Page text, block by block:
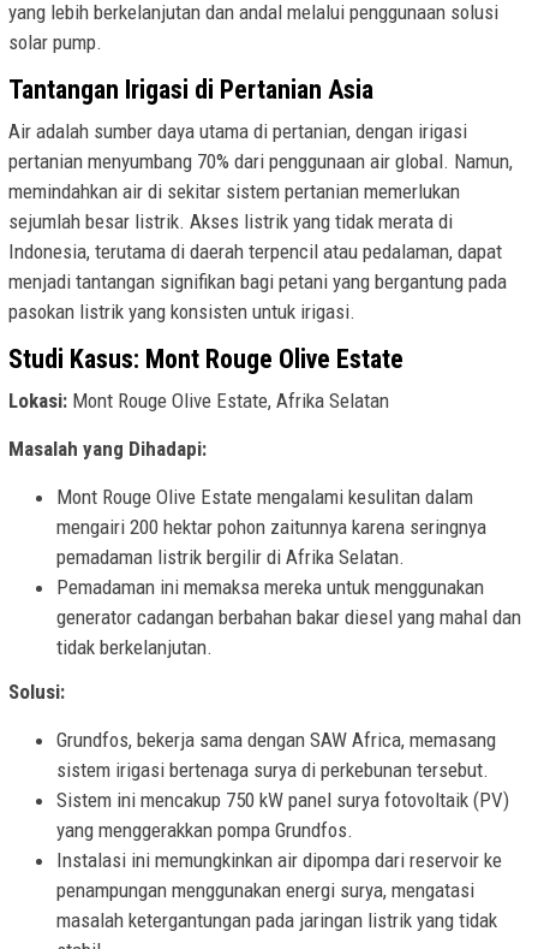
yang lebih berkelanjutan dan andal melalui penggunaan solusi
solar pump.
Tantangan Irigasi di Pertanian Asia
Air adalah sumber daya utama di pertanian, dengan irigasi
pertanian menyumbang 70% dari penggunaan air global. Namun,
memindahkan air di sekitar sistem pertanian memerlukan
sejumlah besar listrik. Akses listrik yang tidak merata di
Indonesia, terutama di daerah terpencil atau pedalaman, dapat
menjadi tantangan signifikan bagi petani yang bergantung pada
pasokan listrik yang konsisten untuk irigasi.
Studi Kasus: Mont Rouge Olive Estate
Lokasi: Mont Rouge Olive Estate, Afrika Selatan
Masalah yang Dihadapi:
Mont Rouge Olive Estate mengalami kesulitan dalam
mengairi 200 hektar pohon zaitunnya karena seringnya
pemadaman listrik bergilir di Afrika Selatan.
Pemadaman ini memaksa mereka untuk menggunakan
generator cadangan berbahan bakar diesel yang mahal dan
tidak berkelanjutan.
Solusi:
Grundfos, bekerja sama dengan SAW Africa, memasang
sistem irigasi bertenaga surya di perkebunan tersebut.
Sistem ini mencakup 750 kW panel surya fotovoltaik (PV)
yang menggerakkan pompa Grundfos.
Instalasi ini memungkinkan air dipompa dari reservoir ke
penampungan menggunakan energi surya, mengatasi
masalah ketergantungan pada jaringan listrik yang tidak